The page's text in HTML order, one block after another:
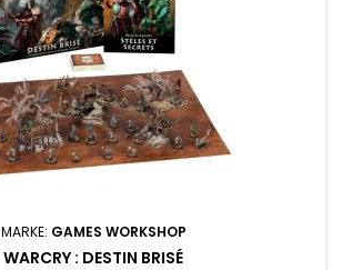
MARKE: GAMES WORKSHOP
WARCRY : DESTIN BRISÉ